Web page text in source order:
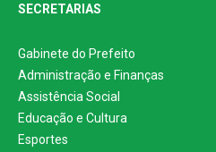
SECRETARIAS
Gabinete do Prefeito
Administração e Finanças
Assistência Social
Educação e Cultura
Esportes